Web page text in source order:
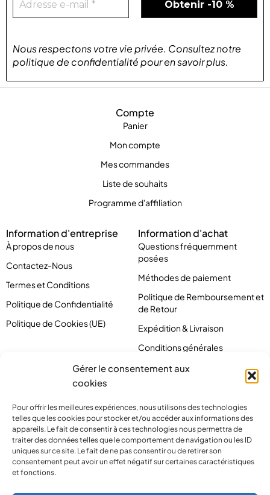
Gérer le consentement aux
cookies
Pour offrir les meilleures expériences, nous utilisons des technologies
telles que les cookies pour stocker et/ou accéder aux informations des
appareils. Le fait de consentir à ces technologies nous permettra de
traiter des données telles que le comportement de navigation ou les ID
uniques sur ce site. Le fait de ne pas consentir ou de retirer son
consentement peut avoir un effet négatif sur certaines caractéristiques
et fonctions.
Compte
Panier
Mon compte
Mes commandes
Liste de souhaits
Programme d'affiliation
Information d'entreprise
À propos de nous
Contactez-Nous
Termes et Conditions
Politique de Confidentialité
Politique de Cookies (UE)
Information d'achat
Questions fréquemment
posées
Méthodes de paiement
Politique de Remboursement et
de Retour
Expédition & Livraison
Conditions générales
Nous respectons votre vie privée. Consultez notre
politique de confidentialitépouren savoir plus.